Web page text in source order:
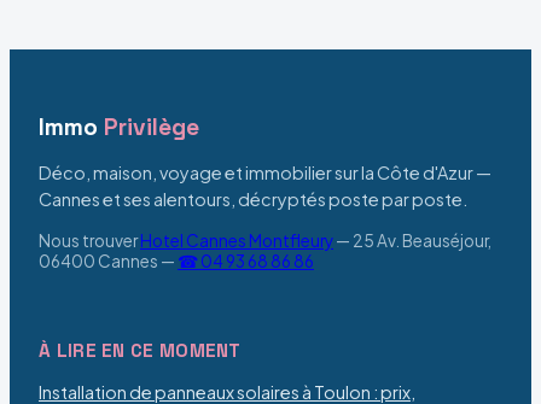
mesure
Immo Privilège
Déco, maison, voyage et immobilier sur la Côte d'Azur —
Cannes et ses alentours, décryptés poste par poste.
Nous trouverHotel Cannes Montfleury— 25 Av. Beauséjour,
06400 Cannes — ☎ 04 93 68 86 86
À LIRE EN CE MOMENT
Installation de panneaux solaires à Toulon : prix,